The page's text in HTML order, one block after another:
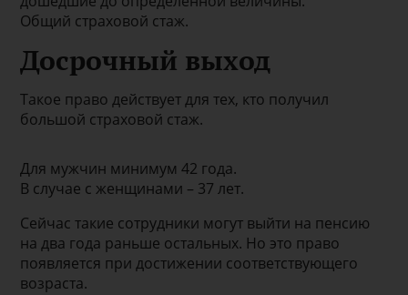
Общий страховой стаж.
Досрочный выход
Такое право действует для тех, кто получил
большой страховой стаж.
Для мужчин минимум 42 года.
В случае с женщинами – 37 лет.
Сейчас такие сотрудники могут выйти на пенсию
на два года раньше остальных. Но это право
появляется при достижении соответствующего
возраста.